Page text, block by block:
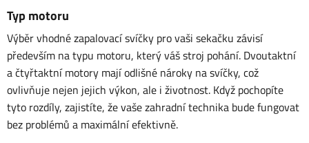
Typ motoru
Výběr vhodné zapalovací svíčky pro vaši sekačku závisí
především na typu motoru, který váš stroj pohání. Dvoutaktní
a čtyřtaktní motory mají odlišné nároky na svíčky, což
ovlivňuje nejen jejich výkon, ale i životnost. Když pochopíte
tyto rozdíly, zajistíte, že vaše zahradní technika bude fungovat
bez problémů a maximální efektivně.